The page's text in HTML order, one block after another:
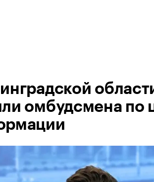
омбудсмена по